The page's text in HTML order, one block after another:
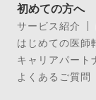
初めての方へ
サービス紹介
はじめての医師
キャリアパート
よくあるご質問